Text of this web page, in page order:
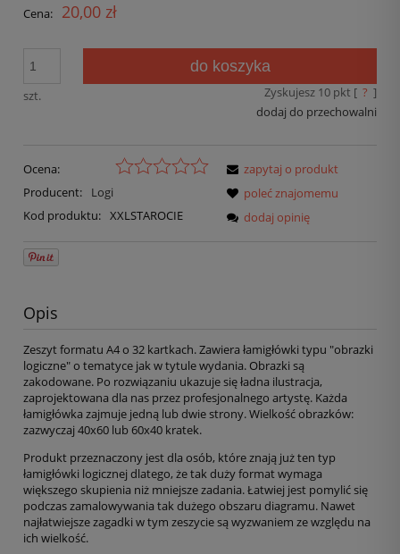
Cena: 20,00 zł
szt.
do koszyka
Zyskujesz 10pkt [ ? ]
dodaj do przechowalni
Ocena:
Producent:
Logi
Kod produktu: XXLSTAROCIE
zapytaj o produkt
poleć znajomemu
dodaj opinię
Opis
Zeszyt formatu A4 o 32 kartkach. Zawiera łamigłówki typu "obrazki
logiczne" o tematyce jak w tytule wydania. Obrazki są
zakodowane. Po rozwiązaniu ukazuje się ładna ilustracja,
zaprojektowana dla nas przez profesjonalnego artystę. Każda
łamigłówka zajmuje jedną lub dwie strony. Wielkość obrazków:
zazwyczaj 40x60 lub 60x40 kratek.
Produkt przeznaczony jest dla osób, które znają już ten typ
łamigłówki logicznej dlatego, że tak duży format wymaga
większego skupienia niż mniejsze zadania. Łatwiej jest pomylić się
podczas zamalowywania tak dużego obszaru diagramu. Nawet
najłatwiejsze zagadki w tym zeszycie są wyzwaniem ze względu na
ich wielkość.